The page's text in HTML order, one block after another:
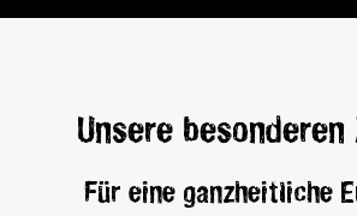
Unsere
Für eine ganzheitliche